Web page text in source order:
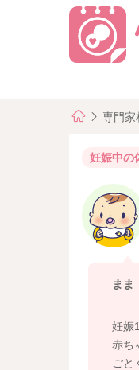
専門家
妊娠中の
まま
妊娠
赤ち
ごと